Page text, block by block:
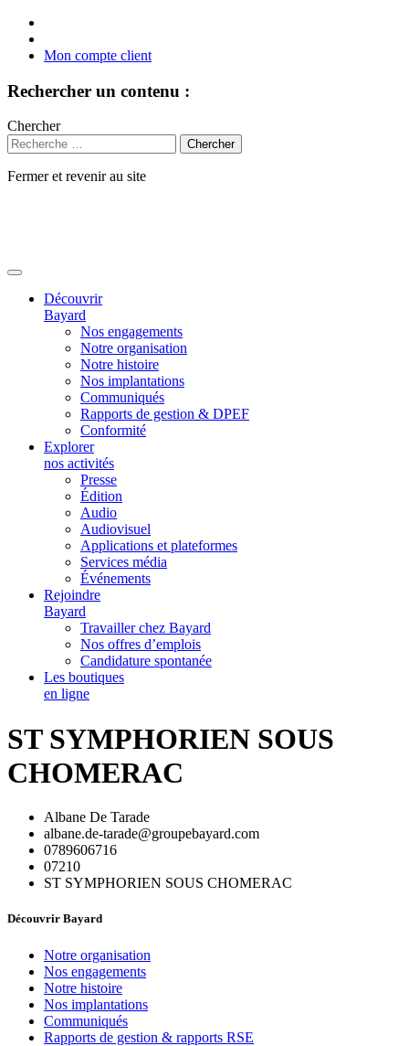
Mon compte client
Rechercher un contenu :
Chercher
Fermer et revenir au site
Découvrir
Bayard
Nos engagements
Notre organisation
Notre histoire
Nos implantations
Communiqués
Rapports de gestion & DPEF
Conformité
Explorer
nos activités
Presse
Édition
Audio
Audiovisuel
Applications et plateformes
Services média
Événements
Rejoindre
Bayard
Travailler chez Bayard
Nos offres d’emplois
Candidature spontanée
Les boutiques
en ligne
ST SYMPHORIEN SOUS
CHOMERAC
Albane De Tarade
albane.de-tarade@groupebayard.com
0789606716
07210
ST SYMPHORIEN SOUS CHOMERAC
Découvrir Bayard
Notre organisation
Nos engagements
Notre histoire
Nos implantations
Communiqués
Rapports de gestion & rapports RSE